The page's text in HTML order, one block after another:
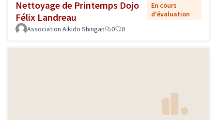
Nettoyage de Printemps Dojo
Félix Landreau
En cours
d'évaluation
Association Aikido Shingan
0 0